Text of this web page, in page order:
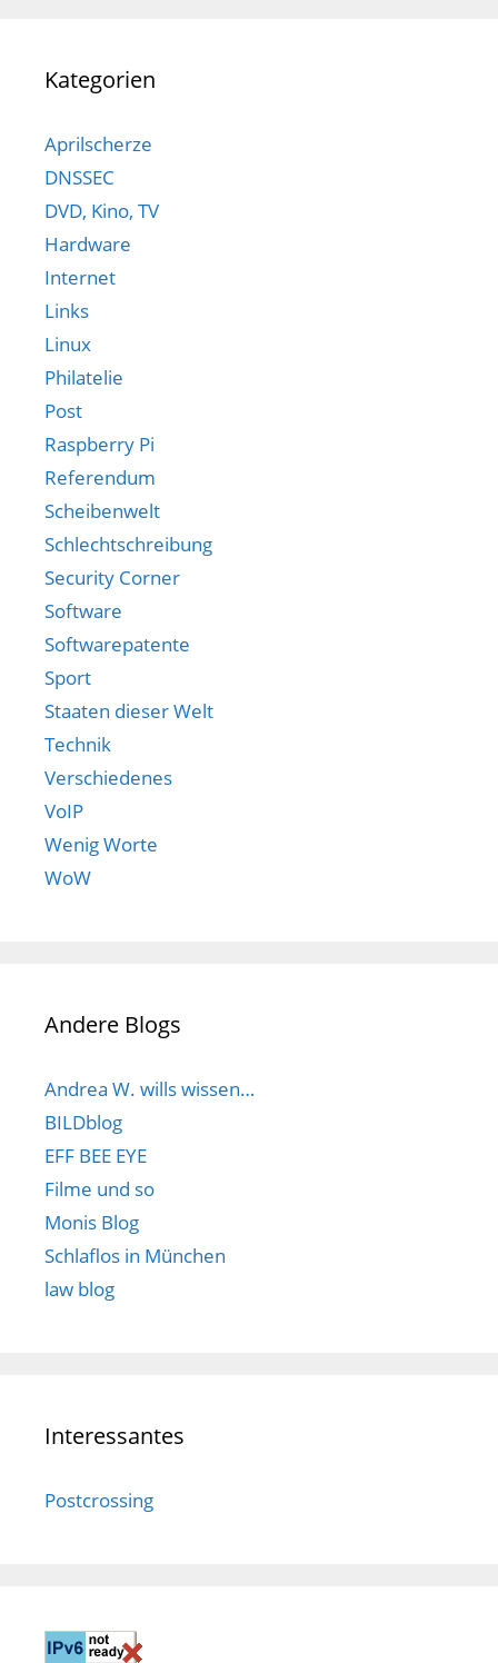
Kategorien
Aprilscherze
DNSSEC
DVD, Kino, TV
Hardware
Internet
Links
Linux
Philatelie
Post
Raspberry Pi
Referendum
Scheibenwelt
Schlechtschreibung
Security Corner
Software
Softwarepatente
Sport
Staaten dieser Welt
Technik
Verschiedenes
VoIP
Wenig Worte
WoW
Andere Blogs
Andrea W. wills wissen…
BILDblog
EFF BEE EYE
Filme und so
Monis Blog
Schlaflos in München
law blog
Interessantes
Postcrossing